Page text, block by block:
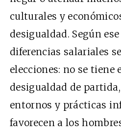
culturales y
desigualdad. Según
diferencias salariales
elecciones: no se tiene
desigualdad de
entornos y prácticas
favorecen a los